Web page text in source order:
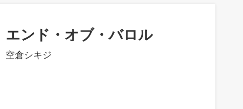
エンド・オブ・バロル
空倉シキジ